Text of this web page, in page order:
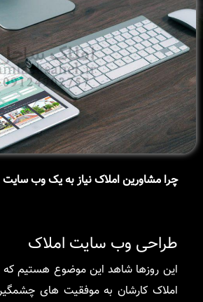
چرا مشاورین املاک نیاز به یک وب سایت
طراحی وب سایت املاک
این روزها شاهد این موضوع هستیم که
املاک کارشان به موفقیت های